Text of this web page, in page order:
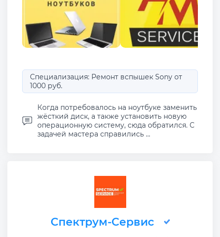
Специализация: Ремонт вспышек Sony от
1000 руб.
Когда потребовалось на ноутбуке заменить
жёсткий диск, а также установить новую
операционную систему, сюда обратился. С
задачей мастера справились ...
Спектрум-Сервис